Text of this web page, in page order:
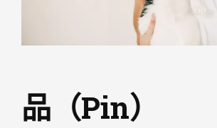
品（Pin）